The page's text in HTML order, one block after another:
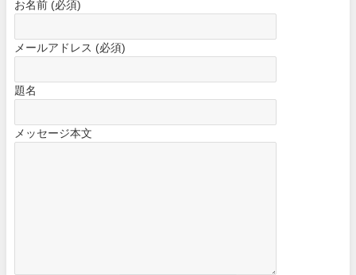
お名前 (必須)
メールアドレス (必須)
題名
メッセージ本文